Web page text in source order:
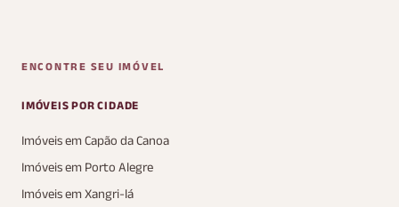
ENCONTRE SEU IMÓVEL
IMÓVEIS POR CIDADE
Imóveis em Capão da Canoa
Imóveis em Porto Alegre
Imóveis em Xangri-lá